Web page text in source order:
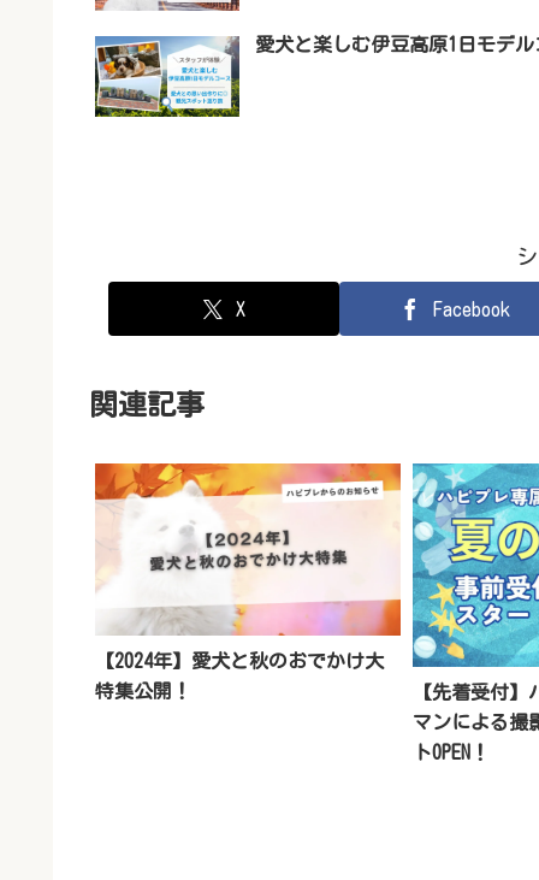
愛犬と楽しむ伊豆高原1日モデ
X Facebook
関連記事
【2024年】愛犬と秋のおでかけ大
特集公開！
【先着受付
マンによる撮
トOPEN！